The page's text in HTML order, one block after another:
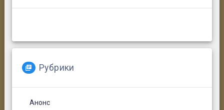
Рубрики
Анонс